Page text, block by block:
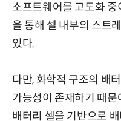
소프트웨어를 고도화
을 통해 셀 내부의 스트
있다.
다만, 화학적 구조의 배
가능성이 존재하기 때문
배터리 셀을 기반으로